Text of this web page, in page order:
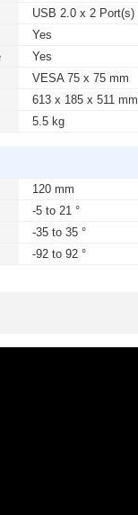
USB 2.0 x 2 Port(s)
Yes
Yes
VESA 75 x 75 mm
613 x 185 x 511 mm
5.5 kg
120 mm
-5 to 21 °
-35 to 35 °
-92 to 92 °